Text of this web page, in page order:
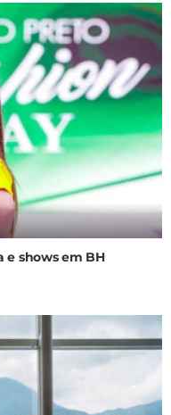
e shows em BH